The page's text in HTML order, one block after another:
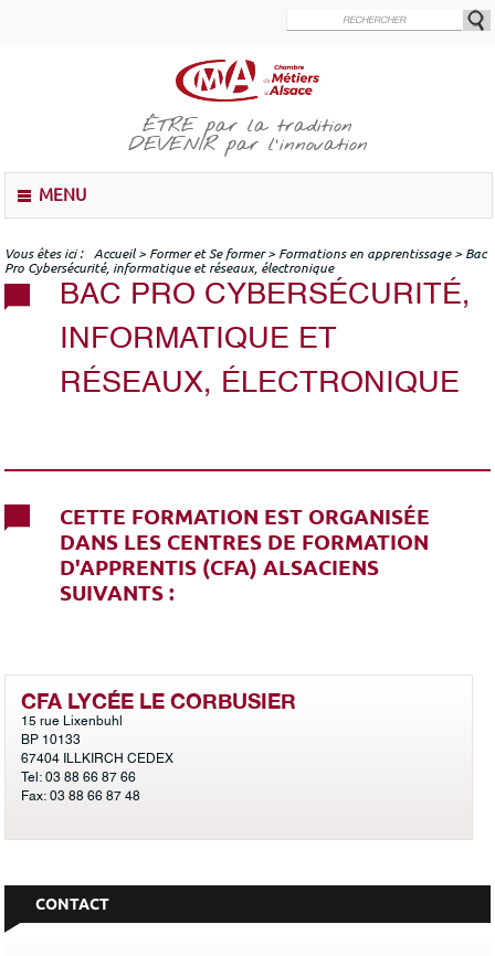
principal
ÊTREpar la tradition
DEVENIRpar l'innovation
u
MENU
Vous êtes ici Accueil> Former et Se former> Formations en apprentissage> Bac
Pro Cybersécurité, informatique et réseaux, électronique
BAC PRO CYBERSÉCURITÉ,
INFORMATIQUE ET
RÉSEAUX, ÉLECTRONIQUE
CETTE FORMATION EST ORGANISÉE
DANS LES CENTRES DE FORMATION
D'APPRENTIS (CFA) ALSACIENS
SUIVANTS :
CFA LYCÉE LE CORBUSIER
15 rue Lixenbuhl
BP 10133
67404 ILLKIRCH CEDEX
Tel: 03 88 66 87 66
Fax: 03 88 66 87 48
CONTACT